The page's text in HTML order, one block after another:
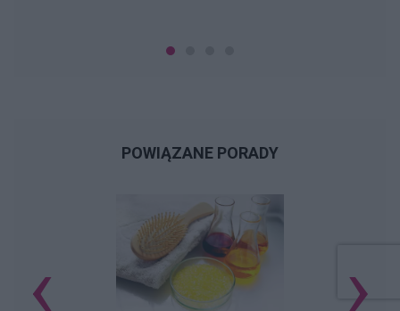
POWIĄZANE PORADY
‹ ›